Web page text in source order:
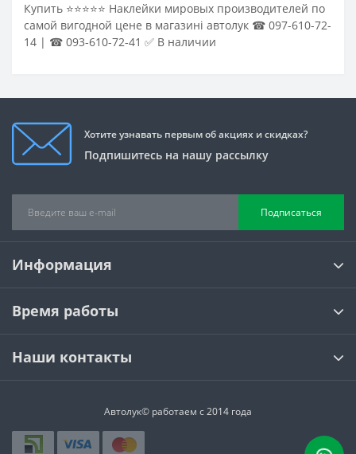
Купить ⭐⭐⭐⭐⭐ Наклейки мировых производителей по
самой вигодной цене в магазині автолук ☎ 097-610-72-
14 | ☎ 093-610-72-41 ✅ В наличии
Хотите узнавать первым об акциях и скидках?
Подпишитесь на нашу рассылку
Подписаться
Информация
Время работы
Наши контакты
Автолук© работаем с 2014 года